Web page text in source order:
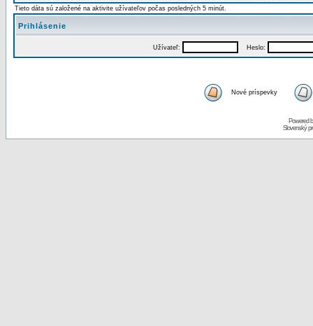
Tieto dáta sú založené na aktivite užívateľov počas posledných 5 minút.
Prihlásenie
Užívateľ: Heslo:
Nové príspevky
Powered
Slovenský